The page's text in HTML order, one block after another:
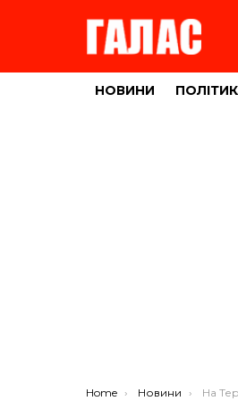
НОВИНИ
You are here:
Home Новини На